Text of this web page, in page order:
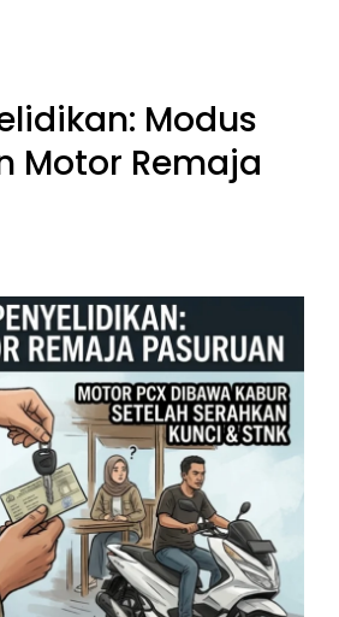
Modus
Motor Remaja